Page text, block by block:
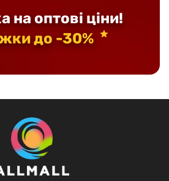
на оптові ціни!
до -30%